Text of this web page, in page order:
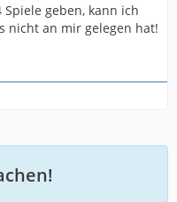
geben, kann ich
nicht an mir gelegen hat!